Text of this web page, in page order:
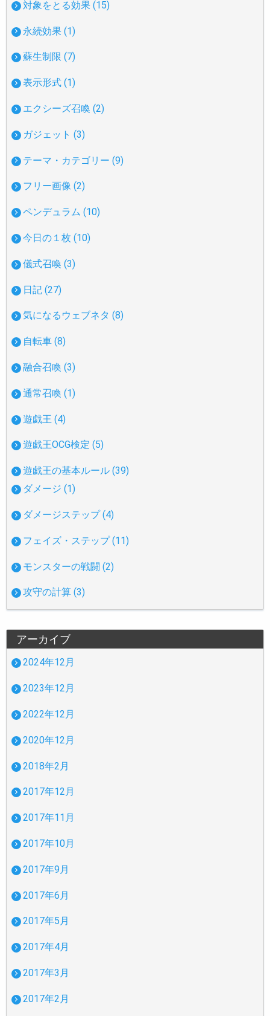
対象をとる効果 (15)
永続効果 (1)
蘇生制限 (7)
表示形式 (1)
エクシーズ召喚 (2)
ガジェット (3)
テーマ・カテゴリー (9)
フリー画像 (2)
ペンデュラム (10)
今日の１枚 (10)
儀式召喚 (3)
日記 (27)
気になるウェブネタ (8)
自転車 (8)
融合召喚 (3)
通常召喚 (1)
遊戯王 (4)
遊戯王OCG検定 (5)
遊戯王の基本ルール (39)
ダメージ (1)
ダメージステップ (4)
フェイズ・ステップ (11)
モンスターの戦闘 (2)
攻守の計算 (3)
アーカイブ
2024年12月
2023年12月
2022年12月
2020年12月
2018年2月
2017年12月
2017年11月
2017年10月
2017年9月
2017年6月
2017年5月
2017年4月
2017年3月
2017年2月